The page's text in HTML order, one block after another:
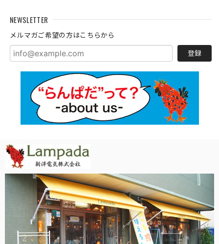
NEWSLETTER
メルマガご希望の方はこちらから
登録